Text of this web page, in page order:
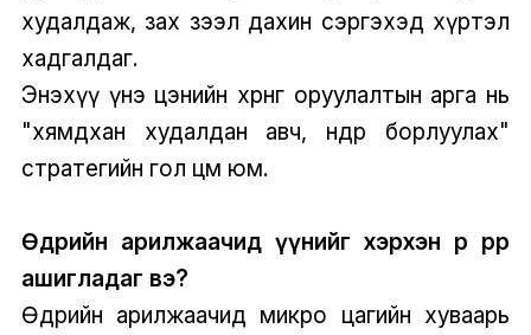
худалдаж, зах зээл дахин сэргэхэд хүртэл
хадгалдаг.
Энэхүү үнэ цэнийн хөрөнгө оруулалтын арга нь
"хямдхан худалдан авч, өндөр борлуулах"
стратегийн гол цөм юм.
Өдрийн арилжаачид үүнийг хэрхэн өөр өөрөөр
ашигладаг вэ?
Өдрийн арилжаачид микро цагийн хуваарь